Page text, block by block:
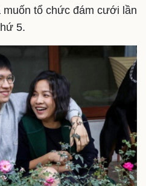
muốn tổ chức đám cưới lần
5.